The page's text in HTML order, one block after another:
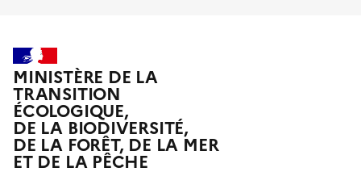
MINISTÈRE DE LA
TRANSITION
ÉCOLOGIQUE,
DE LA BIODIVERSITÉ,
DE LA FORÊT, DE LA MER
ET DE LA PÊCHE